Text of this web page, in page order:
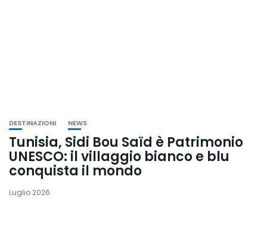
DESTINAZIONI NEWS
Tunisia, Sidi Bou Saïd è Patrimonio
UNESCO: il villaggio bianco e blu
conquista il mondo
Luglio 2026